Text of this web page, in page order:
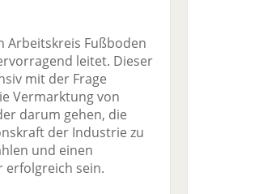
Arbeitskreis Fußboden
leitet. Dieser
mit der Frage
Vermarktung von
darum gehen, die
der Industrie zu
und einen
erfolgreich sein.